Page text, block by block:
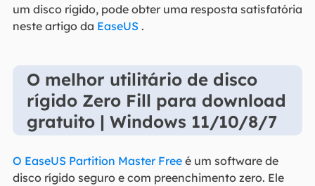
um disco rígido, pode obter uma resposta satisfatória
neste artigo da EaseUS .
O melhor utilitário de disco
rígido Zero Fill para download
gratuito | Windows 11/10/8/7
O EaseUS Partition Master Freeé um software de
disco rígido seguro e com preenchimento zero. Ele